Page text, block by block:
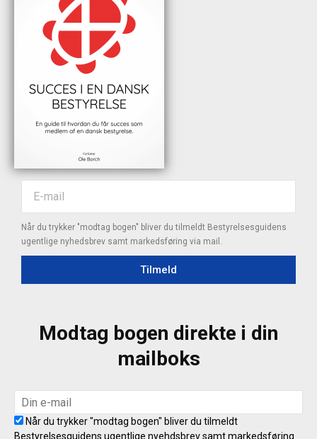
Når du trykker "modtag bogen" bliver du tilmeldt Bestyrelsesguidens
ugentlige nyhedsbrev samt markedsføring via mail.
Tilmeld
Modtag bogen direkte i din
mailboks
Når du trykker "modtag bogen" bliver du tilmeldt
Bestyrelsesguidens ugentlige nyehdsbrev samt markedsføring